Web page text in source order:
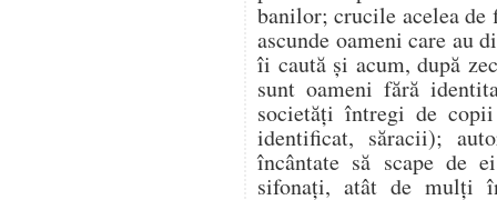
banilor; crucile acelea de
ascunde oameni care au
îi caută și acum, după
sunt oameni fără
societăți întregi de
identificat, săracii);
încântate să scape de
sifonați, atât de mulți